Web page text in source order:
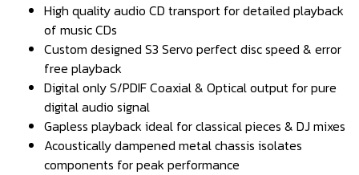
High quality audio CD transport for detailed playback
of music CDs
Custom designed S3 Servo perfect disc speed & error
free playback
Digital only S/PDIF Coaxial & Optical output for pure
digital audio signal
Gapless playback ideal for classical pieces & DJ mixes
Acoustically dampened metal chassis isolates
components for peak performance